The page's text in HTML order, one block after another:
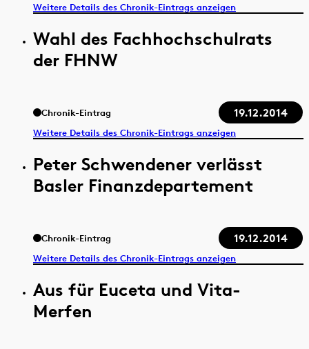
Weitere Details des Chronik-Eintrags anzeigen
Wahl des Fachhochschulrats
der FHNW
Chronik-Eintrag 19.12.2014
Weitere Details des Chronik-Eintrags anzeigen
Peter Schwendener verlässt
Basler Finanzdepartement
Chronik-Eintrag 19.12.2014
Weitere Details des Chronik-Eintrags anzeigen
Aus für Euceta und Vita-
Merfen